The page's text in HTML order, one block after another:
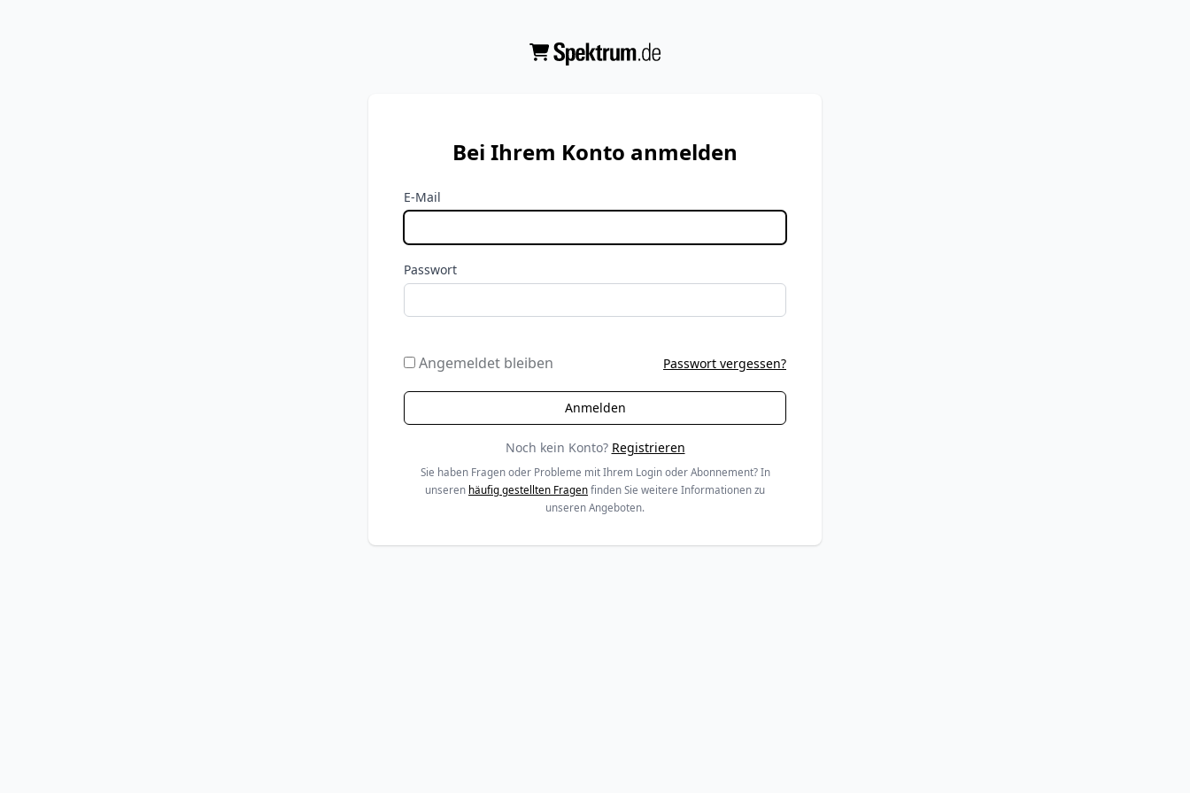
Bei Ihrem Konto anmelden
E-Mail
Passwort
Angemeldet bleiben Passwort vergessen?
Noch kein Konto? Registrieren
Sie haben Fragen oder Probleme mit Ihrem Login oder Abonnement? In
unseren häufig gestellten Fragen finden Sie weitere Informationen zu
unseren Angeboten.